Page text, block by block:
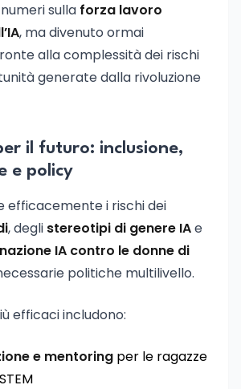
sulla forza lavoro
, ma divenuto ormai
alla complessità dei rischi
generate dalla rivoluzione
il futuro: inclusione,
e policy
efficacemente i rischi dei
, degli stereotipi di genere IAe
IA contro le donne di
politiche multilivello.
efficaci includono:
e mentoring per le ragazze